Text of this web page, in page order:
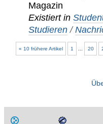
Magazin
Existiert in
Studieren /
« 10 frühere Artikel 1 20